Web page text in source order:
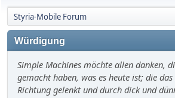
Styria-Mobile Forum
Würdigung
Simple Machines möchte allen danken,
gemacht haben, was es heute ist; die
Richtung gelenkt und durch dick und